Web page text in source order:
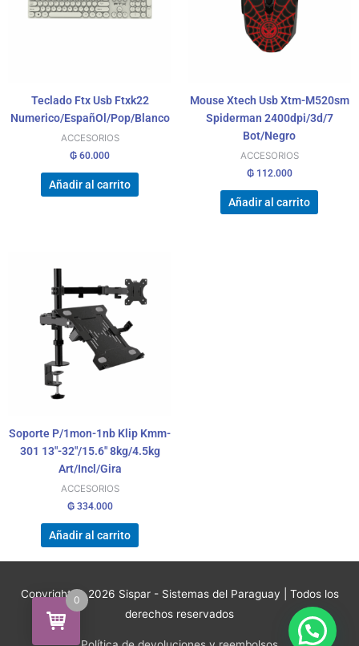
Teclado Ftx Usb Ftxk22
Numerico/EspañOl/Pop/Blanco
ACCESORIOS
₲ 60.000
Añadir al carrito
Mouse Xtech Usb Xtm-M520sm
Spiderman 2400dpi/3d/7
Bot/Negro
ACCESORIOS
₲112.000
Añadir al carrito
Soporte P/1mon-1nb Klip Kmm-
301 13″-32″/15.6″ 8kg/4.5kg
Art/Incl/Gira
ACCESORIOS
₲334.000
Añadir al carrito
Copyright © 2026 Sispar - Sistemas del Paraguay | Todos los
derechos reservados
0